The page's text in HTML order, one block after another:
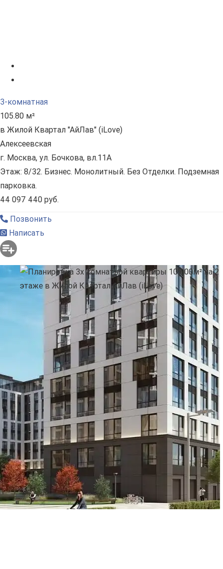
3-комнатная
105.80 м²
в Жилой Квартал "АйЛав" (iLove)
Алексеевская
г. Москва, ул. Бочкова, вл.11А
Этаж: 8/32. Бизнес. Монолитный. Без Отделки. Подземная
парковка.
44 097 440 руб.
Позвонить
Написать